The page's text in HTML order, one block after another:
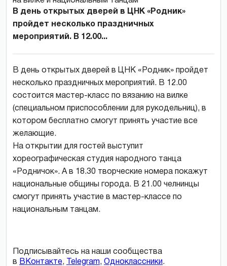
В день открытых дверей в ЦНК «Родник»
пройдет несколько праздничных
мероприятий. В 12.00...
В день открытых дверей в ЦНК «Родник» пройдет
несколько праздничных мероприятий. В 12.00
состоится мастер-класс по вязанию на вилке
(специальном приспособлении для рукодельниц), в
котором бесплатно смогут принять участие все
желающие.
На открытии для гостей выступит
хореографическая студия народного танца
«Родничок». А в 18.30 творческие номера покажут
национальные общины города. В 21.00 челнинцы
смогут принять участие в мастер-классе по
национальным танцам.
Подписывайтесь на наши сообщества
в ВКонтакте, Telegram, Одноклассники.